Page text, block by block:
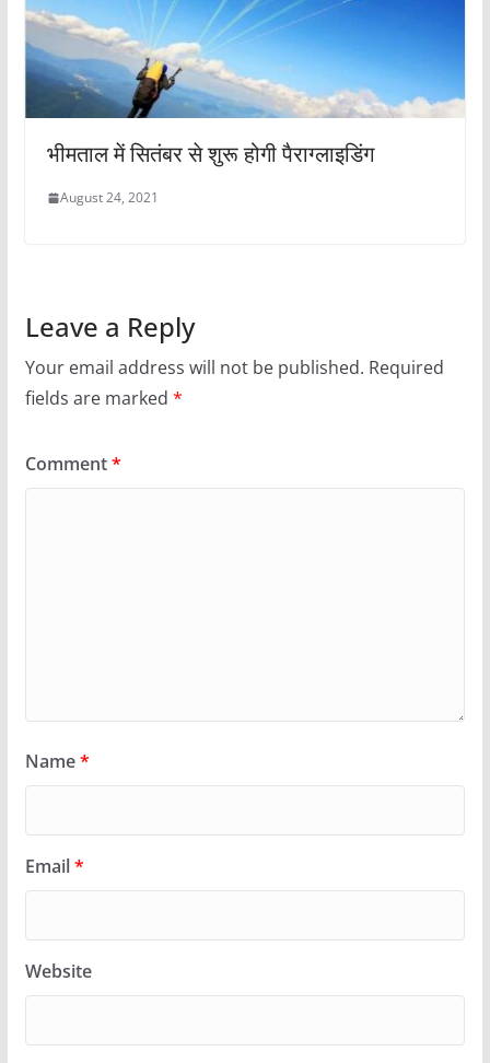
भीमताल में सितंबर से शुरू होगी पैराग्लाइडिंग
August 24, 2021
Leave a Reply
Your email address will not be published. Required
fields are marked *
Comment*
Name*
Email*
Website